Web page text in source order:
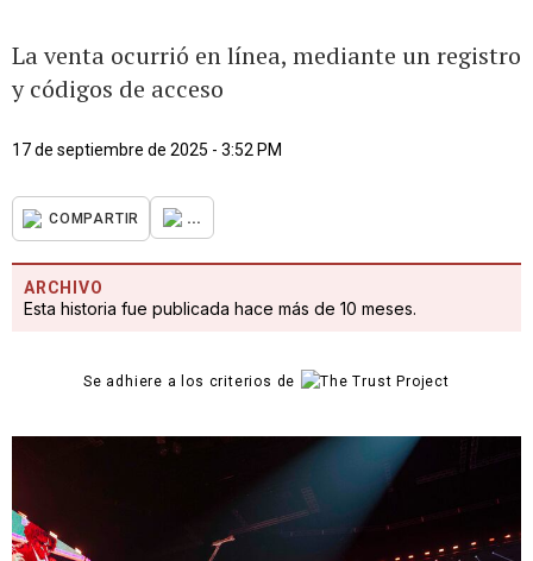
La venta ocurrió en línea, mediante un registro
y códigos de acceso
17 de septiembre de 2025 - 3:52 PM
COMPARTIR ...
ARCHIVO
Esta historia fue publicada hace más de 10 meses.
Se adhiere a los criterios de